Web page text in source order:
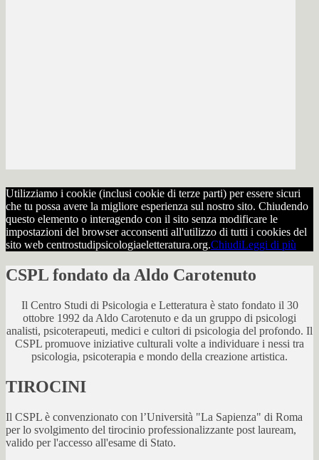
Utilizziamo i cookie (inclusi cookie di terze parti) per essere sicuri
che tu possa avere la migliore esperienza sul nostro sito. Chiudendo
questo elemento o interagendo con il sito senza modificare le
impostazioni del browser acconsenti all'utilizzo di tutti i cookies del
sito web centrostudipsicologiaeletteratura.org.ChiudiLeggi di più
CSPL fondato da Aldo Carotenuto
Il Centro Studi di Psicologia e Letteratura è stato fondato il 30
ottobre 1992 da Aldo Carotenuto e da un gruppo di psicologi
analisti, psicoterapeuti, medici e cultori di psicologia del profondo. Il
CSPL promuove iniziative culturali volte a individuare i nessi tra
psicologia, psicoterapia e mondo della creazione artistica.
TIROCINI
Il CSPL è convenzionato con l’Università "La Sapienza" di Roma
per lo svolgimento del tirocinio professionalizzante post lauream,
valido per l'accesso all'esame di Stato.